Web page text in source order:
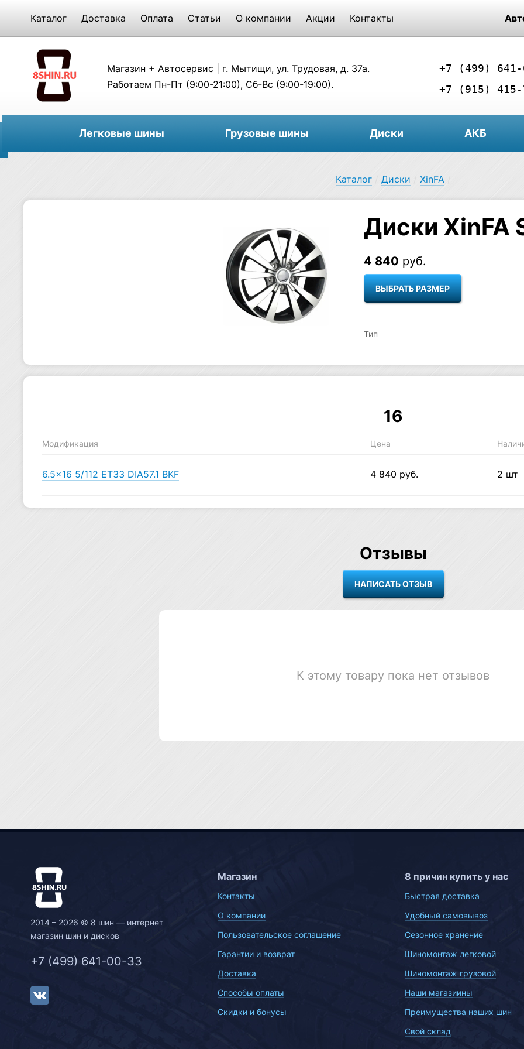
Каталог Доставка Оплата Статьи О компании Акции Контакты
Магазин + Автосервис | г. Мытищи, ул. Трудовая, д. 37а.
Работаем Пн-Пт (9:00-21:00), Сб-Вс (9:00-19:00).
+7 (499) 641-
+7 (915) 415-
Легковые шины Грузовые шины Диски АКБ
Каталог/ Диски XinFA/
Диски XinFA
4 840 руб.
ВЫБРАТЬ РАЗМЕР
Тип
16
Модификация Цена
6.5×16 5/112 ET33 DIA57.1 BKF 4 840 руб. 2 шт
Отзывы
К этому товару пока нет отзывов
2014 – 2026 © 8 шин — интернет
магазин шин и дисков
+7 (499) 641-00-33
Магазин
Контакты
О компании
Пользовательское соглашение
Гарантии и возврат
Доставка
Способы оплаты
Скидки и бонусы
8 причин купить у нас
Быстрая доставка
Удобный самовывоз
Сезонное хранение
Шиномонтаж легковой
Шиномонтаж грузовой
Наши магазиины
Преимущества наших шин
Свой склад